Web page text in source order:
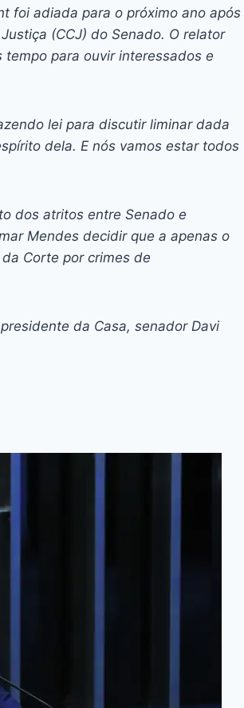
foi adiada para o próximo ano após
(CCJ) do Senado. O relator
para ouvir interessados e
lei para discutir liminar dada
dela. E nós vamos estar todos
dos atritos entre Senado e
Mendes decidir que a apenas o
Corte por crimes de
da Casa, senador Davi